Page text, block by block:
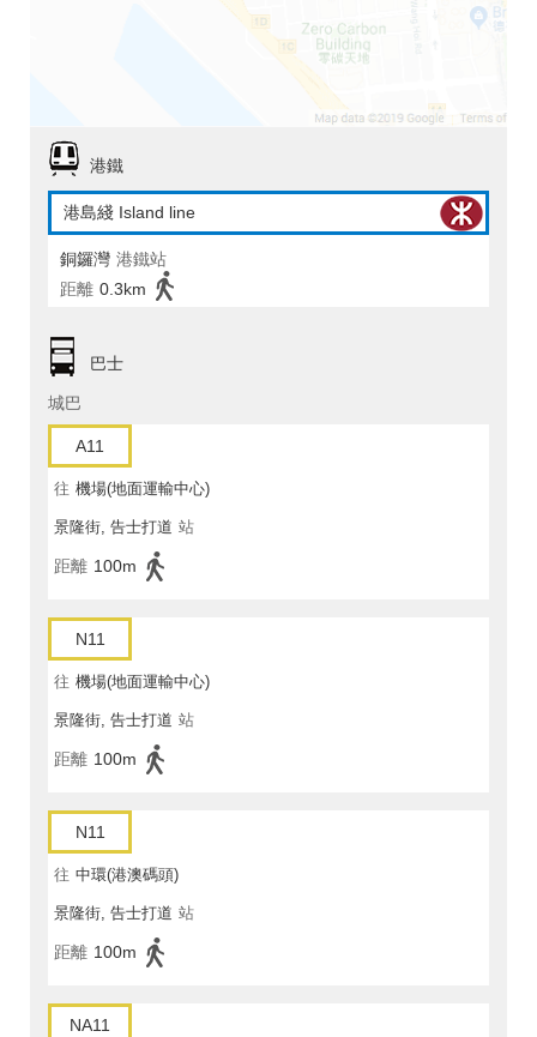
港鐵
港島綫 Island line
銅鑼灣 港鐵站
距離 0.3km
巴士
城巴
A11
往 機場(地面運輸中心)
景隆街, 告士打道 站
距離 100m
N11
往 機場(地面運輸中心)
景隆街, 告士打道 站
距離 100m
N11
往 中環(港澳碼頭)
景隆街, 告士打道 站
距離 100m
NA11